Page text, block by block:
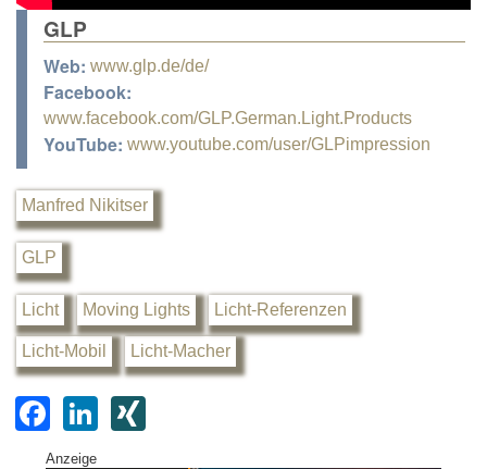
GLP
Web: www.glp.de/de/
Facebook:
www.facebook.com/GLP.German.Light.Products
YouTube: www.youtube.com/user/GLPimpression
Manfred Nikitser
GLP
Licht Moving Lights Licht-Referenzen
Licht-Mobil Licht-Macher
F
a
Li
Anzeige